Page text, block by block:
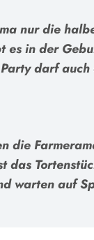
nur die
in der
darf
warten auf